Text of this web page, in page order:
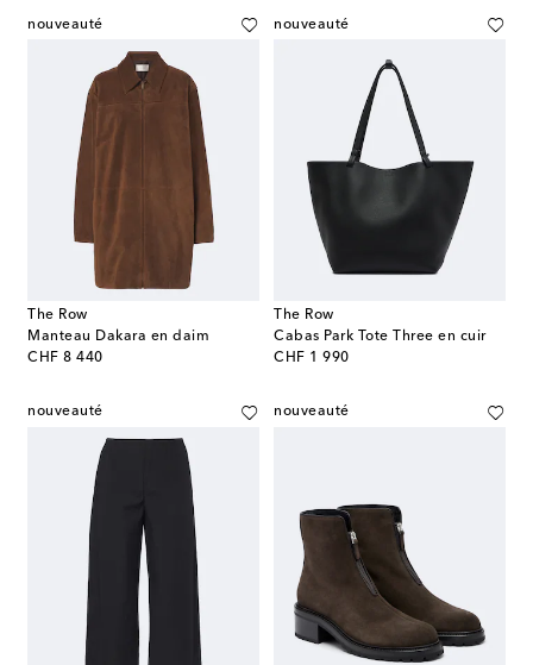
nouveauté
The Row
Manteau Dakara en daim
CHF 8 440
original price
nouveauté
The Row
Cabas Park Tote Three en cuir
CHF 1 990
original price
nouveauté nouveauté